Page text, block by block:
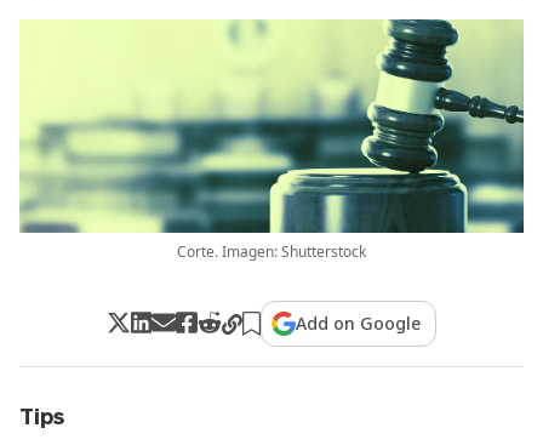
Corte. Imagen: Shutterstock
Add on Google
Tips